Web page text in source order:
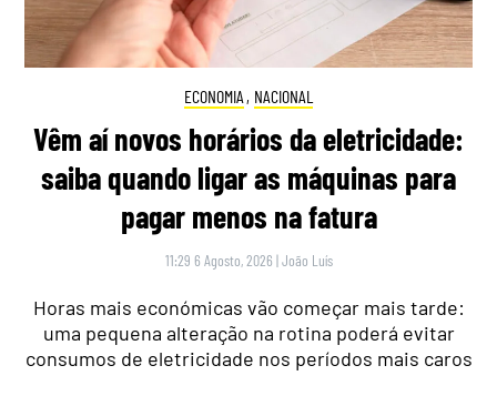
ECONOMIA , NACIONAL
Vêm aí novos horários da eletricidade:
saiba quando ligar as máquinas para
pagar menos na fatura
11:29 6 Agosto, 2026 |João Luís
Horas mais económicas vão começar mais tarde:
uma pequena alteração na rotina poderá evitar
consumos de eletricidade nos períodos mais caros